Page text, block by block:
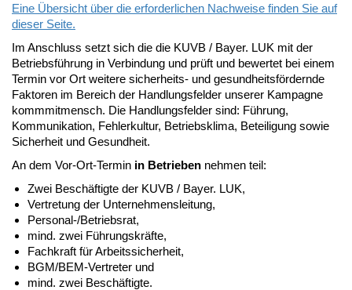
Eine Übersicht über die erforderlichen Nachweise finden Sie auf
dieser Seite.
Im Anschluss setzt sich die die KUVB / Bayer. LUK mit der
Betriebsführung in Verbindung und prüft und bewertet bei einem
Termin vor Ort weitere sicherheits- und gesundheitsfördernde
Faktoren im Bereich der Handlungsfelder unserer Kampagne
kommmitmensch. Die Handlungsfelder sind: Führung,
Kommunikation, Fehlerkultur, Betriebsklima, Beteiligung sowie
Sicherheit und Gesundheit.
An dem Vor-Ort-Termin in Betrieben nehmen teil:
Zwei Be­schäftigte der KUVB / Bayer. LUK,
Vertretung der Unternehmensleitung,
Personal-/Be­triebsrat,
mind. zwei Führungs­kräfte,
Fachkraft für Arbeitssicherheit,
BGM/BEM-Vertreter und
mind. zwei Beschäftigte.